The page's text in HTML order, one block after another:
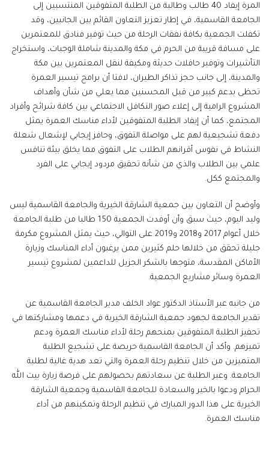
المرة إيفاد 40 طالب وطالبة من الطلبة المتفوقين المنتسبين إلى
الجامعة القاسمية، في إطار تعزيز التعاون القائم بين الجانبين، وقد
تكفلت الجمعية بكافة نفقات الرحلة من حيث توفير فنادق للمعتمرين
على مسافة قريبة من الحرم في مكة والمدينة شاملة الوجبات، واستخراج
التأشيرات وتوفير حافلات حديثة ومكيفة لنقل المعتمرين بين مكة
والمدينة، إلى جانب حجز تذاكر الطيران، لافتا أن برامج تيسير العمرة
تحظى بدعم كبير من قبل المحسنين مما يعلي من شأن وأهداف
المشروع الرامية إلى إعلاء صور التكافل الاجتماعي بين كافة شرائح وأفراد
المجتمع، كما أن إيفاد الطلبة المتفوقين لأداء مناسك العمرة يمثل
دفعة تشجيعية لهم على مواصلة التفوق، وحافز إيجابي لإشعال شعلة
النشاط في نفوس أقرانهم الطلاب على التفوق مما يخلق بيئة تنافس
علمي بين الطلاب والذي من شأنه تحقيق مردود إيجابي على الفرد
والمجتمع ككل.
وأوضح أن التعاون بين جمعية الشارقة الخيرية والجامعة القاسمية ليس
وليد اليوم، حيث سبق وأن أوفدت الجمعية 150 طالبا من طلبة الجامعة
خلال أعوام 2017 و2018 و2019 على التوالي، حيث يمثل المشروع مكرمة
جليلة تحقق من خلالها حلم كثيرين ممن يرغبون أداء المناسك وزيارة
الأماكن المقدسة، متوجها بالشكر الجزيل للداعمين لمشروع تيسير
العمرة وسائر مشاريع الجمعية.
من جانبه عبر الأستاذ الدكتور عواد الخلف مدير الجامعة القاسمية عن
تقدير الجامعة لجهود جمعية الشارقة الخيرية في دعمها ومشاركتها في
تحفيز الطلبة المتفوقين بمنحهم رحلة لأداء مناسك العمرة ودعم
تميزهم. وأكد أن الجامعة القاسمية حريصة على تشجيع الطلبة
المتميزين من خلال تنظيم رحلة العمرة والتي تعد هدية غالية لطلبة
الجامعة. وعبر الطلبة عن سعادتهم بحصولهم على فرصة زيارة بيت الله
الحرام ودعوا بالخير والسعادة للجامعة القاسمية وجمعية الشارقة
الخيرية على هذا الدور المبارك في تنظيم الرحلة وتمكينهم من أداء
مناسك العمرة.